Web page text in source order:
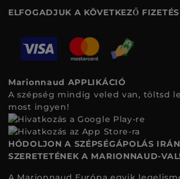
ELFOGADJUK A KÖVETKEZŐ
Marionnaud APPLIKÁCIÓ
A szépség mindig veled van, töltsd
most ingyen!
HÓDOLJON A SZÉPSÉGÁPOLÁS
SZERETETÉNEK A MARIONNAUD-